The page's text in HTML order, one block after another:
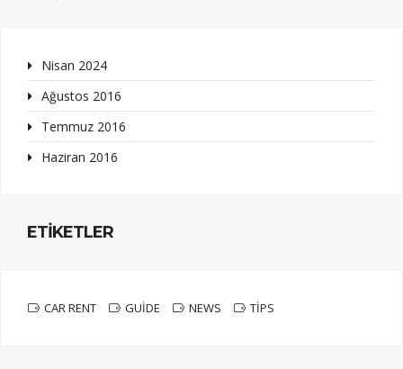
Nisan 2024
Ağustos 2016
Temmuz 2016
Haziran 2016
ETIKETLER
CAR RENT GUIDE NEWS TIPS